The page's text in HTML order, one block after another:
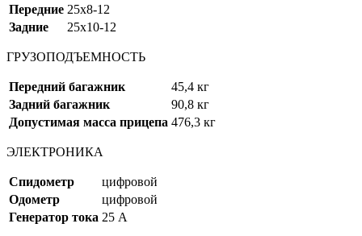
Передние 25x8-12
Задние
25x10-12
ГРУЗОПОДЪЕМНОСТЬ
Передний багажник
45,4 кг
Задний багажник
90,8 кг
Допустимая масса прицепа 476,3 кг
ЭЛЕКТРОНИКА
Спидометр
цифровой
Одометр
цифровой
Генератор тока 25 А